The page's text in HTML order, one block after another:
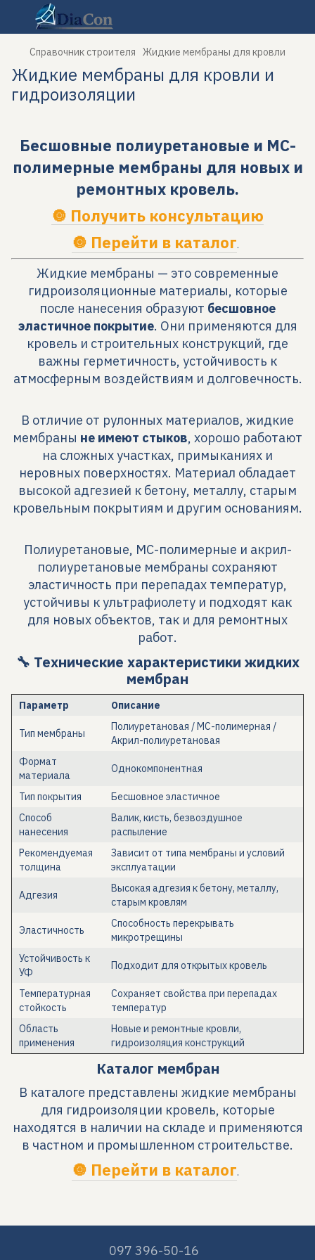
Справочник строителя Жидкие мембраны для кровли
Жидкие мембраны для кровли и
гидроизоляции
Бесшовные полиуретановые и МС-
полимерные мембраны для новых и
ремонтных кровель.
🔘 Получить консультацию
🔘 Перейти в каталог.
Жидкие мембраны — это современные
гидроизоляционные материалы, которые
после нанесения образуют бесшовное
эластичное покрытие. Они применяются для
кровель и строительных конструкций, где
важны герметичность, устойчивость к
атмосферным воздействиям и долговечность.
В отличие от рулонных материалов, жидкие
мембраны не имеют стыков, хорошо работают
на сложных участках, примыканиях и
неровных поверхностях. Материал обладает
высокой адгезией к бетону, металлу, старым
кровельным покрытиям и другим основаниям.
Полиуретановые, МС-полимерные и акрил-
полиуретановые мембраны сохраняют
эластичность при перепадах температур,
устойчивы к ультрафиолету и подходят как
для новых объектов, так и для ремонтных
работ.
🔧 Технические характеристики жидких
мембран
Параметр Описание
Тип мембраны
Полиуретановая / МС-полимерная /
Акрил-полиуретановая
Формат
материала
Однокомпонентная
Тип покрытия
Бесшовное эластичное
Способ
нанесения
Валик, кисть, безвоздушное
распыление
Рекомендуемая
толщина
Зависит от типа мембраны и условий
эксплуатации
Адгезия
Высокая адгезия к бетону, металлу,
старым кровлям
Эластичность
Способность перекрывать
микротрещины
Устойчивость к
УФ
Подходит для открытых кровель
Температурная
стойкость
Сохраняет свойства при перепадах
температур
Область
применения
Новые и ремонтные кровли,
гидроизоляция конструкций
Каталог мембран
В каталоге представлены жидкие мембраны
для гидроизоляции кровель, которые
находятся в наличии на складе и применяются
в частном и промышленном строительстве.
🔘 Перейти в каталог.
097 396-50-16